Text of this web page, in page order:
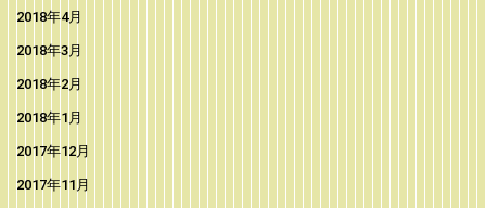
2018年4月
2018年3月
2018年2月
2018年1月
2017年12月
2017年11月